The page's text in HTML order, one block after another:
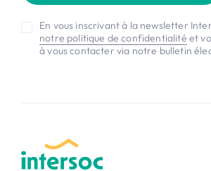
En vous inscrivant à la newsletter
notre politique de confidentialité et
à vous contacter via notre bulletin